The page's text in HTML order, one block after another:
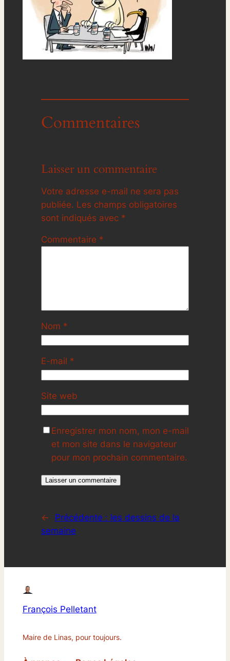
Commentaires
Laisser un commentaire
Votre adresse e-mail ne sera pas
publiée. Les champs obligatoires
sont indiqués avec *
Commentaire *
Nom *
E-mail *
Site web
Enregistrer mon nom, mon e-mail
et mon site dans le navigateur
pour mon prochain commentaire.
← Précédente : les dessins de la
semaine
François Pelletant
Maire de Linas, pour toujours.